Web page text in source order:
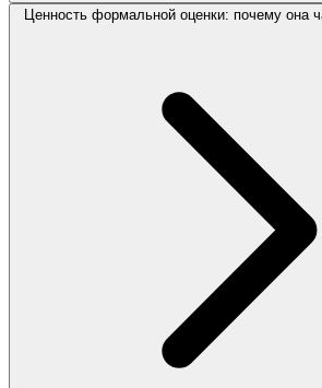
Ценность формальной оценки: почему она